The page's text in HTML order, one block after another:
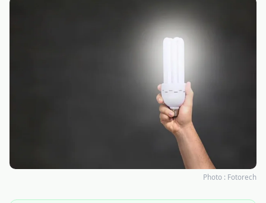
Photo : Fotorech